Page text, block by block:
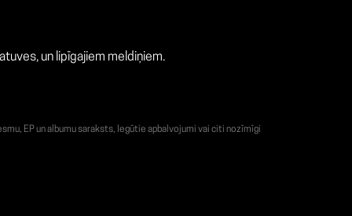
un lipīgajiem meldiņiem.
EP un albumu saraksts, Iegūtie apbalvojumi vai citi nozīmīgi